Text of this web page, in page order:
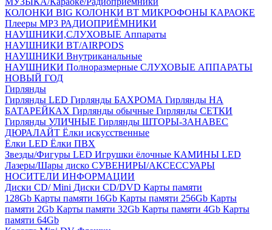
КОЛОНКИ BIG КОЛОНКИ BT МИКРОФОНЫ КАРАОКЕ
Плееры MP3 РАДИОПРИЁМНИКИ
НАУШНИКИ,СЛУХОВЫЕ Аппараты
НАУШНИКИ BT/AIRPODS
НАУШНИКИ Внутриканальные
НАУШНИКИ Полноразмерные СЛУХОВЫЕ АППАРАТЫ
НОВЫЙ ГОД
Гирлянды
Гирлянды LED Гирлянды БАХРОМА Гирлянды НА
БАТАРЕЙКАХ Гирлянды обычные Гирлянды СЕТКИ
Гирлянды УЛИЧНЫЕ Гирлянды ШТОРЫ-ЗАНАВЕС
ДЮРАЛАЙТ Ёлки искусственные
Ёлки LED Ёлки ПВХ
Звезды/Фигуры LED Игрушки ёлочные КАМИНЫ LED
Лазеры/Шары диско СУВЕНИРЫ/АКСЕССУАРЫ
НОСИТЕЛИ ИНФОРМАЦИИ
Диски CD/ Mini Диски CD/DVD Карты памяти
128Gb Карты памяти 16Gb Карты памяти 256Gb Карты
памяти 2Gb Карты памяти 32Gb Карты памяти 4Gb Карты
памяти 64Gb